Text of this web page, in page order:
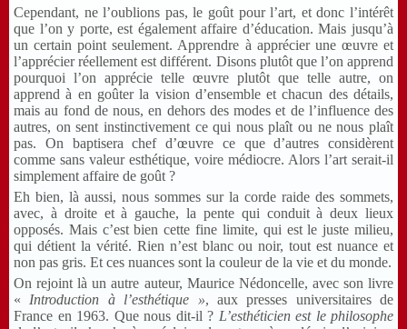
Cependant, ne l’oublions pas, le goût pour l’art, et donc l’intérêt
que l’on y porte, est également affaire d’éducation. Mais jusqu’à
un certain point seulement. Apprendre à apprécier une œuvre et
l’apprécier réellement est différent. Disons plutôt que l’on apprend
pourquoi l’on apprécie telle œuvre plutôt que telle autre, on
apprend à en goûter la vision d’ensemble et chacun des détails,
mais au fond de nous, en dehors des modes et de l’influence des
autres, on sent instinctivement ce qui nous plaît ou ne nous plaît
pas. On baptisera chef d’œuvre ce que d’autres considèrent
comme sans valeur esthétique, voire médiocre. Alors l’art serait-il
simplement affaire de goût ?
Eh bien, là aussi, nous sommes sur la corde raide des sommets,
avec, à droite et à gauche, la pente qui conduit à deux lieux
opposés. Mais c’est bien cette fine limite, qui est le juste milieu,
qui détient la vérité. Rien n’est blanc ou noir, tout est nuance et
non pas gris. Et ces nuances sont la couleur de la vie et du monde.
On rejoint là un autre auteur, Maurice Nédoncelle, avec son livre
« Introduction à l’esthétique », aux presses universitaires de
France en 1963. Que nous dit-il ? L’esthéticien est le philosophe